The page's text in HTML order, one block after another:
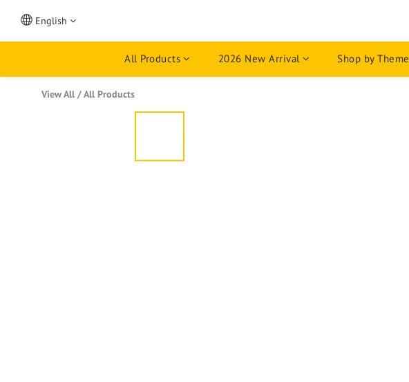
English
All Products 2026 New Arrival Shop by Theme
View All /All Products